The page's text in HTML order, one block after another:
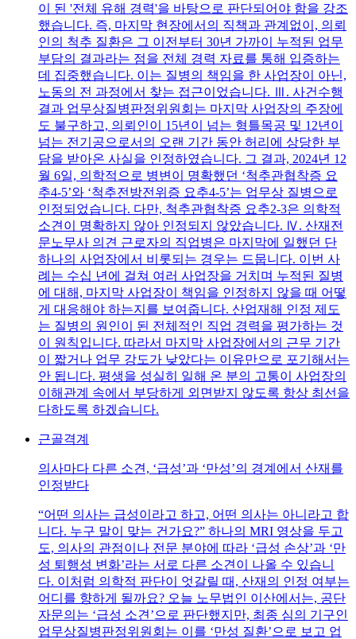
이 된 '전체 유해 경력'을 바탕으로 판단되어야 함을 강조
했습니다. 즉, 마지막 현장에서의 직책과 관계없이, 의뢰
인의 척추 질환은 그 이전부터 30년 가까이 누적된 업무
부담의 결과라는 점을 전체 경력 자료를 통해 입증하는
데 집중했습니다. 이는 질병의 책임을 한 사업장이 아닌,
노동의 전 과정에서 찾는 접근이었습니다. Ⅲ. 사건수행
결과 업무상질병판정위원회는 마지막 사업장의 주장에
도 불구하고, 의뢰인이 15년이 넘는 형틀목공 및 12년이
넘는 전기공으로서의 오랜 기간 동안 허리에 상당한 부
담을 받아온 사실을 인정하였습니다. 그 결과, 2024년 12
월 6일, 의학적으로 병변이 명확했던 ‘척추관협착증 요
추4-5’와 ‘척추전방전위증 요추4-5’는 업무상 질병으로
인정되었습니다. 다만, 척추관협착증 요추2-3은 의학적
소견이 명확하지 않아 인정되지 않았습니다. Ⅳ. 산재전
문노무사 의견 근로자의 직업병은 마지막에 일했던 단
하나의 사업장에서 비롯되는 경우는 드뭅니다. 이번 사
례는 수십 년에 걸쳐 여러 사업장을 거치며 누적된 질병
에 대해, 마지막 사업장이 책임을 인정하지 않을 때 어떻
게 대응해야 하는지를 보여줍니다. 산업재해 인정 제도
는 질병의 원인이 된 전체적인 직업 경력을 평가하는 것
이 원칙입니다. 따라서 마지막 사업장에서의 근무 기간
이 짧거나 업무 강도가 낮았다는 이유만으로 포기해서는
안 됩니다. 평생을 성실히 일해 온 분의 고통이 사업장의
이해관계 속에서 부당하게 외면받지 않도록 항상 최선을
다하도록 하겠습니다.
근골격계
의사마다 다른 소견, ‘급성’과 ‘만성’의 경계에서 산재를
인정받다
“어떤 의사는 급성이라고 하고, 어떤 의사는 아니라고 합
니다. 누구 말이 맞는 건가요?” 하나의 MRI 영상을 두고
도, 의사의 관점이나 전문 분야에 따라 ‘급성 손상’과 ‘만
성 퇴행성 변화’라는 서로 다른 소견이 나올 수 있습니
다. 이처럼 의학적 판단이 엇갈릴 때, 산재의 인정 여부는
어디를 향하게 될까요? 오늘 노무법인 이산에서는, 공단
자문의는 ‘급성 소견’으로 판단했지만, 최종 심의 기구인
업무상질병판정위원회는 이를 ‘만성 질환’으로 보고 업